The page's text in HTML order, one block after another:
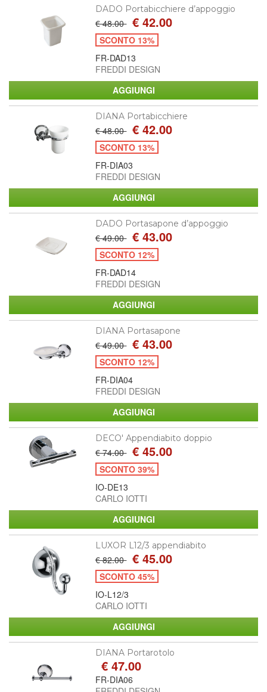
DADO Portabicchiere d’appoggio
€ 48.00 € 42.00
SCONTO 13%
FR-DAD13
FREDDI DESIGN
DIANA Portabicchiere
€ 48.00 € 42.00
SCONTO 13%
FR-DIA03
FREDDI DESIGN
DADO Portasapone d’appoggio
€ 49.00 € 43.00
SCONTO 12%
FR-DAD14
FREDDI DESIGN
DIANA Portasapone
€ 49.00 € 43.00
SCONTO 12%
FR-DIA04
FREDDI DESIGN
DECO' Appendiabito doppio
€ 74.00 € 45.00
SCONTO 39%
IO-DE13
CARLO IOTTI
LUXOR L12/3 appendiabito
€ 82.00 € 45.00
SCONTO 45%
IO-L12/3
CARLO IOTTI
DIANA Portarotolo
€ 47.00
FR-DIA06